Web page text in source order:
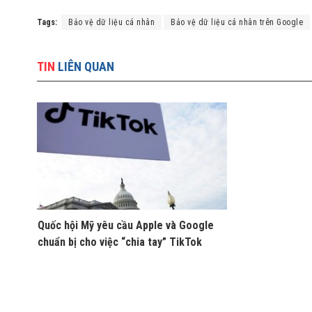
Tags: Bảo vệ dữ liệu cá nhân Bảo vệ dữ liệu cá nhân trên Google
TIN LIÊN QUAN
Quốc hội Mỹ yêu cầu Apple và Google
chuẩn bị cho việc “chia tay” TikTok